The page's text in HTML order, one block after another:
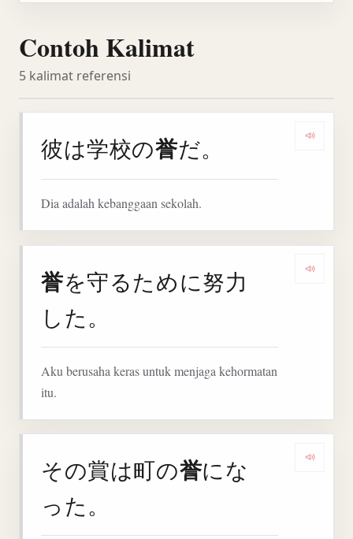
Contoh Kalimat
5 kalimat referensi
彼は学校の誉だ。
Dia adalah kebanggaan sekolah.
誉を守るために努力
した。
Aku berusaha keras untuk menjaga kehormatan
itu.
その賞は町の誉にな
った。